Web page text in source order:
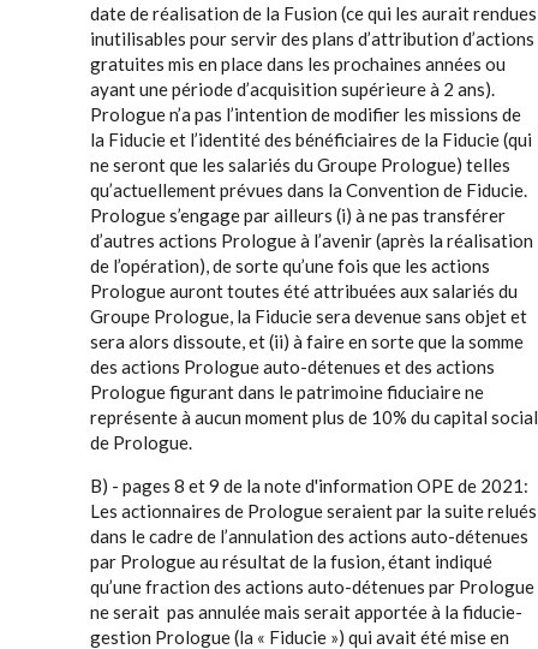
date de réalisation de la Fusion (ce qui les aurait rendues
inutilisables pour servir des plans d’attribution d’actions
gratuites mis en place dans les prochaines années ou
ayant une période d’acquisition supérieure à 2 ans).
Prologue n’a pas l’intention de modifier les missions de
la Fiducie et l’identité des bénéficiaires de la Fiducie (qui
ne seront que les salariés du Groupe Prologue) telles
qu’actuellement prévues dans la Convention de Fiducie.
Prologue s’engage par ailleurs (i) à ne pas transférer
d’autres actions Prologue à l’avenir (après la réalisation
de l’opération), de sorte qu’une fois que les actions
Prologue auront toutes été attribuées aux salariés du
Groupe Prologue, la Fiducie sera devenue sans objet et
sera alors dissoute, et (ii) à faire en sorte que la somme
des actions Prologue auto-détenues et des actions
Prologue figurant dans le patrimoine fiduciaire ne
représente à aucun moment plus de 10% du capital social
de Prologue.
B) - pages 8 et 9 de la note d'information OPE de 2021:
Les actionnaires de Prologue seraient par la suite relués
dans le cadre de l’annulation des actions auto-détenues
par Prologue au résultat de la fusion, étant indiqué
qu’une fraction des actions auto-détenues par Prologue
ne serait pas annulée mais serait apportée à la fiducie-
gestion Prologue (la « Fiducie ») qui avait été mise en